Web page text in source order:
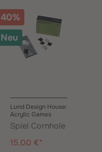
40%
Neu
Lund Design House:
Acrylic Games
Spiel Cornhole
15,00 €*